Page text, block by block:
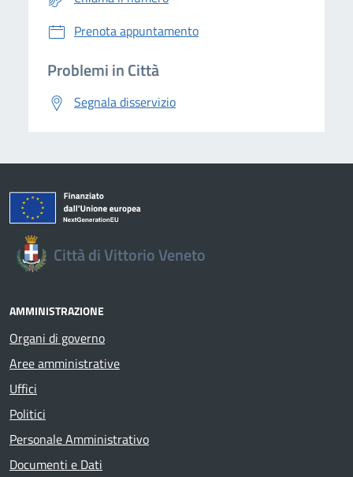
Prenota appuntamento
Problemi in Città
Segnala disservizio
Città di Vittorio Veneto
AMMINISTRAZIONE
Organi di governo
Aree amministrative
Uffici
Politici
Personale Amministrativo
Documenti e Dati